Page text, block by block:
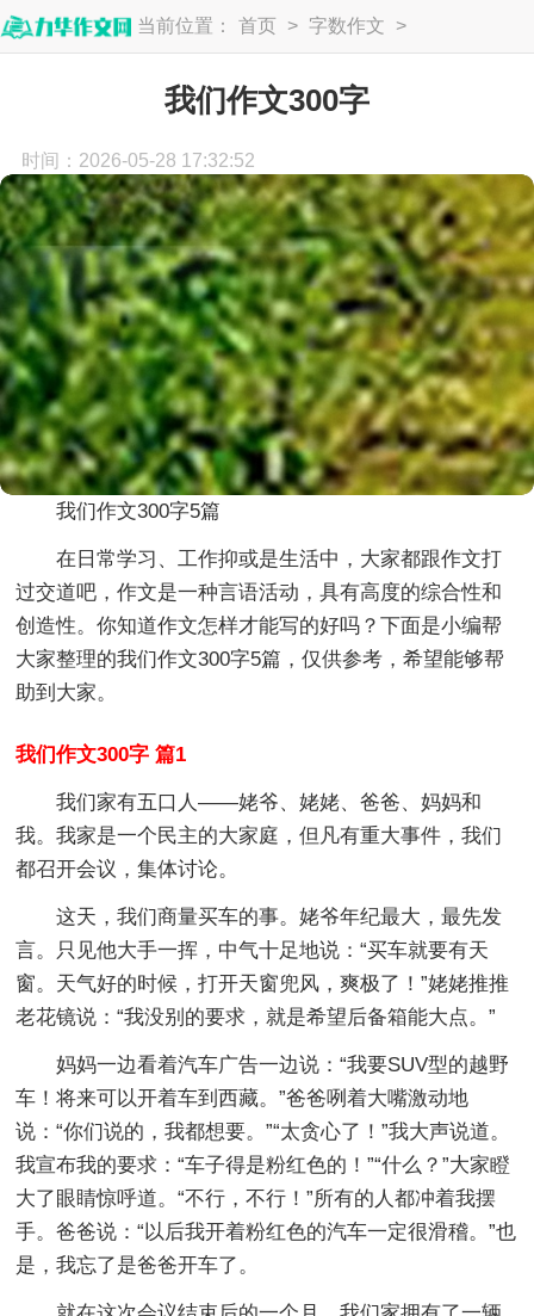
当前位置： 首页 > 字数作文 >
我们作文300字
时间：2026-05-28 17:32:52
我们作文300字5篇
在日常学习、工作抑或是生活中，大家都跟作文打
过交道吧，作文是一种言语活动，具有高度的综合性和
创造性。你知道作文怎样才能写的好吗？下面是小编帮
大家整理的我们作文300字5篇，仅供参考，希望能够帮
助到大家。
我们作文300字 篇1
我们家有五口人——姥爷、姥姥、爸爸、妈妈和
我。我家是一个民主的大家庭，但凡有重大事件，我们
都召开会议，集体讨论。
这天，我们商量买车的事。姥爷年纪最大，最先发
言。只见他大手一挥，中气十足地说：“买车就要有天
窗。天气好的时候，打开天窗兜风，爽极了！”姥姥推推
老花镜说：“我没别的要求，就是希望后备箱能大点。”
妈妈一边看着汽车广告一边说：“我要SUV型的越野
车！将来可以开着车到西藏。”爸爸咧着大嘴激动地
说：“你们说的，我都想要。”“太贪心了！”我大声说道。
我宣布我的要求：“车子得是粉红色的！”“什么？”大家瞪
大了眼睛惊呼道。“不行，不行！”所有的人都冲着我摆
手。爸爸说：“以后我开着粉红色的汽车一定很滑稽。”也
是，我忘了是爸爸开车了。